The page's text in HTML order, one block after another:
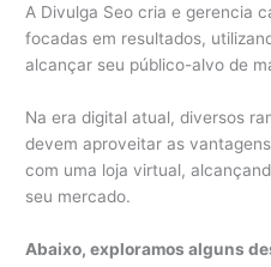
A Divulga Seo cria e gerencia
focadas em resultados,
alcançar seu público-alvo de
Na era digital atual, diversos
devem aproveitar as
com uma loja virtual,
seu mercado.
Abaixo, exploramos alguns